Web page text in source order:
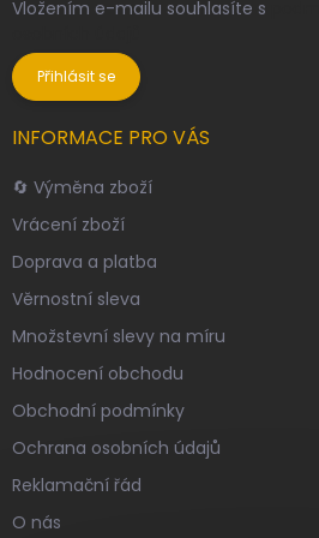
Vložením e-mailu souhlasíte s
Přihlásit se
INFORMACE PRO VÁS
🔄 Výměna zboží
Vrácení zboží
Doprava a platba
Věrnostní sleva
Množstevní slevy na míru
Hodnocení obchodu
Obchodní podmínky
Ochrana osobních údajů
Reklamační řád
O nás